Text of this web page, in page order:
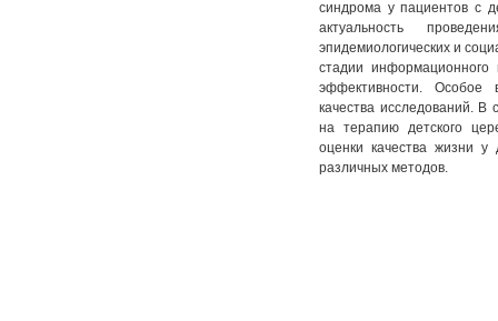
синдрома у пациентов с
актуальность
эпидемиологических и
стадии
эффективности. Особое
качества исследований.
на терапию детского
оценки качества жизни у
различных методов.